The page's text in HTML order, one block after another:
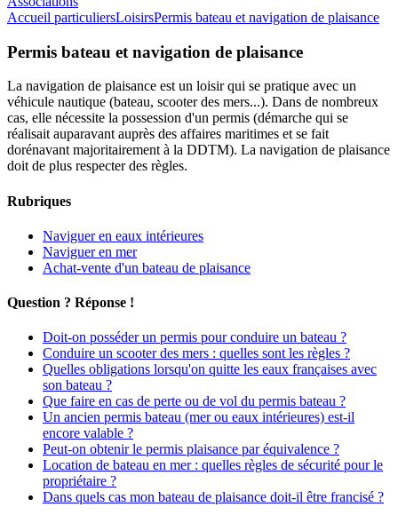
Accueil particuliersLoisirsPermis bateau et navigation de plaisance
Permis bateau et navigation de plaisance
La navigation de plaisance est un loisir qui se pratique avec un
véhicule nautique (bateau, scooter des mers...). Dans de nombreux
cas, elle nécessite la possession d'un permis (démarche qui se
réalisait auparavant auprès des affaires maritimes et se fait
dorénavant majoritairement à la DDTM). La navigation de plaisance
doit de plus respecter des règles.
Rubriques
Naviguer en eaux intérieures
Naviguer en mer
Achat-vente d'un bateau de plaisance
Question ? Réponse !
Doit-on posséder un permis pour conduire un bateau ?
Conduire un scooter des mers : quelles sont les règles ?
Quelles obligations lorsqu'on quitte les eaux françaises avec
son bateau ?
Que faire en cas de perte ou de vol du permis bateau ?
Un ancien permis bateau (mer ou eaux intérieures) est-il
encore valable ?
Peut-on obtenir le permis plaisance par équivalence ?
Location de bateau en mer : quelles règles de sécurité pour le
propriétaire ?
Dans quels cas mon bateau de plaisance doit-il être francisé ?